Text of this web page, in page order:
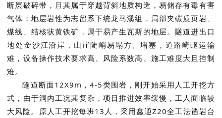
断层破碎带，且其属于穿越背斜地质构造，易储存有毒有害
气体；地层岩性为志留系下统龙马溪组，局部夹碳质页岩、
煤线、结核状黄铁矿，属于易产生瓦斯的地层。隧道进出口
地处金沙江沿岸，山崖陡峭易塌方、堵塞，道路崎岖运输
难，设备操作技术要求高、风险系数高、施工难度大且控制
难。
隧道断面12X9m，4-5类围岩，刚开始采用人工开挖方
式，由于洞内工况其复杂，项目推进效率缓慢，工人面临较
大风险。原人工开挖每班13人，采用鑫通Z20全工法凿岩台